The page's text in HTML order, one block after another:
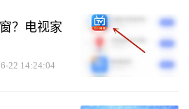
？电视家
22 14:24:04